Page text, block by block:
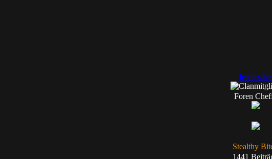
jesters.ice
Foren
Stealthy
1441